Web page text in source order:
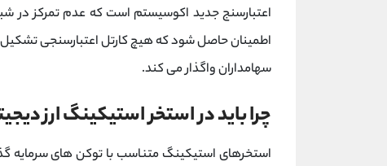
اعتبارسنج جدید اکوسیستم است که عدم تمرکز در
سهامداران واگذار می کند.
چرا باید در استخر استیکینگ ارز
استخرهای استیکینگ متناسب با توکن های سرمایه